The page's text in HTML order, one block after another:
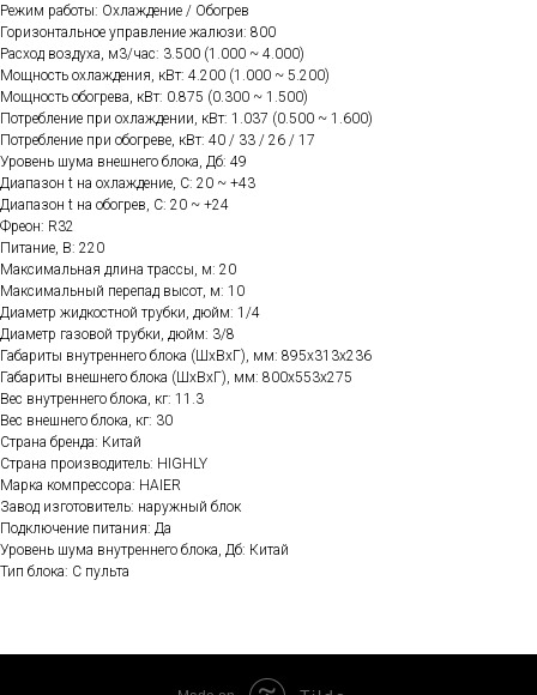
Режим работы: Охлаждение / Обогрев
Горизонтальное управление жалюзи: 800
Расход воздуха, м3/час: 3.500 (1.000 ~ 4.000)
Мощность охлаждения, кВт: 4.200 (1.000 ~ 5.200)
Мощность обогрева, кВт: 0.875 (0.300 ~ 1.500)
Потребление при охлаждении, кВт: 1.037 (0.500 ~ 1.600)
Потребление при обогреве, кВт: 40 / 33 / 26 / 17
Уровень шума внешнего блока, Дб: 49
Диапазон t на охлаждение, C: 20 ~ +43
Диапазон t на обогрев, C: 20 ~ +24
Фреон: R32
Питание, В: 220
Максимальная длина трассы, м: 20
Максимальный перепад высот, м: 10
Диаметр жидкостной трубки, дюйм: 1/4
Диаметр газовой трубки, дюйм: 3/8
Габариты внутреннего блока (ШхВхГ), мм: 895х313х236
Габариты внешнего блока (ШхВхГ), мм: 800х553х275
Вес внутреннего блока, кг: 11.3
Вес внешнего блока, кг: 30
Страна бренда: Китай
Страна производитель: HIGHLY
Марка компрессора: HAIER
Завод изготовитель: наружный блок
Подключение питания: Да
Уровень шума внутреннего блока, Дб: Китай
Тип блока: С пульта